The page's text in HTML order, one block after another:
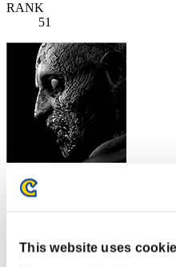
This website uses
RANK
51
cachundo10
スコア:Lv:1/05'40"07
RANK
52